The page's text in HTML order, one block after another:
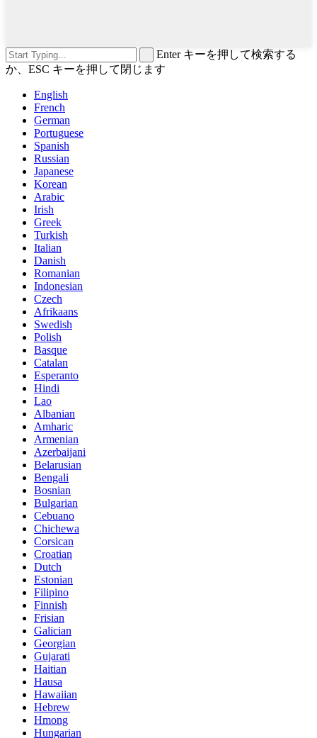
Enter キーを押して検索する
か、ESC キーを押して閉じます
English
French
German
Portuguese
Spanish
Russian
Japanese
Korean
Arabic
Irish
Greek
Turkish
Italian
Danish
Romanian
Indonesian
Czech
Afrikaans
Swedish
Polish
Basque
Catalan
Esperanto
Hindi
Lao
Albanian
Amharic
Armenian
Azerbaijani
Belarusian
Bengali
Bosnian
Bulgarian
Cebuano
Chichewa
Corsican
Croatian
Dutch
Estonian
Filipino
Finnish
Frisian
Galician
Georgian
Gujarati
Haitian
Hausa
Hawaiian
Hebrew
Hmong
Hungarian